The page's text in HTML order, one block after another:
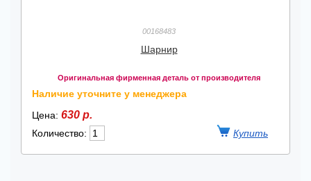
00168483
Шарнир
Оригинальная фирменная деталь от производителя
Наличие уточните у менеджера
Цена: 630 р.
Количество: